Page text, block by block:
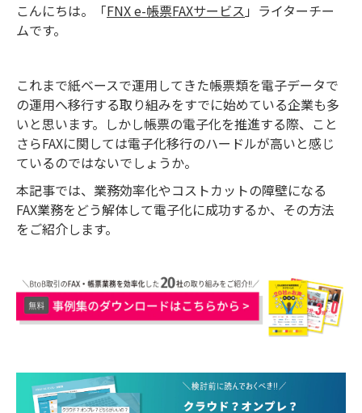
こんにちは。「FNX e-帳票FAXサービス 」ライターチー
ムです。
これまで紙ベースで運用してきた帳票類を電子データで
の運用へ移行する取り組みをすでに始めている企業も多
いと思います。しかし帳票の電子化を推進する際、こと
さらFAXに関しては電子化移行のハードルが高いと感じ
ているのではないでしょうか。
本記事では、業務効率化やコストカットの障壁になる
FAX業務をどう解体して電子化に成功するか、その方法
をご紹介します。